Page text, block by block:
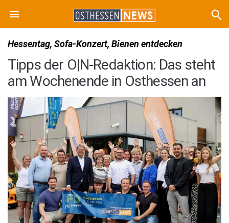
Hessentag, Sofa-Konzert, Bienen entdecken
Tipps der O|N-Redaktion: Das steht
am Wochenende in Osthessen an